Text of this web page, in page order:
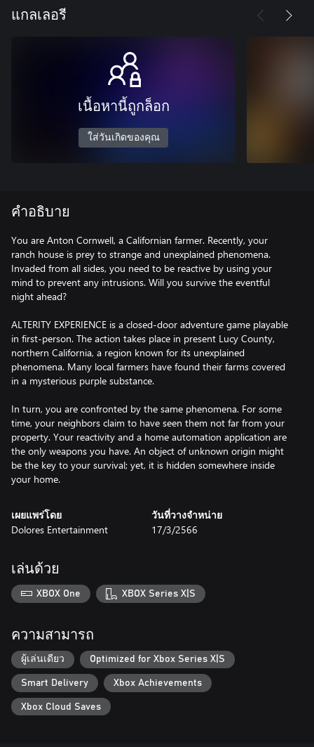
แกลเลอรี
เนื้อหานี้ถูกล็อก
ใส่วันเกิดของคุณ
คำอธิบาย
You are Anton Cornwell, a Californian farmer. Recently, your
ranch house is prey to strange and unexplained phenomena.
Invaded from all sides, you need to be reactive by using your
mind to prevent any intrusions. Will you survive the eventful
night ahead?
ALTERITY EXPERIENCE is a closed-door adventure game playable
in first-person. The action takes place in present Lucy County,
northern California, a region known for its unexplained
phenomena. Many local farmers have found their farms covered
in a mysterious purple substance.
In turn, you are confronted by the same phenomena. For some
time, your neighbors claim to have seen them not far from your
property. Your reactivity and a home automation application are
the only weapons you have. An object of unknown origin might
be the key to your survival; yet, it is hidden somewhere inside
เผยแพร่โดย
Dolores Entertainment
วันที่วางจำหน่าย
17/3/2566
เล่นด้วย
XBOX One XBOX Series X|S
ความสามารถ
ผู้เล่นเดียว Optimized for Xbox Series X|S
Smart Delivery Xbox Achievements
Xbox Cloud Saves